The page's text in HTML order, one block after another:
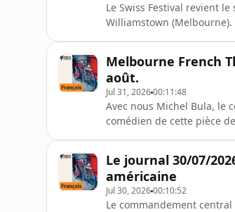
Le Swiss Festival revient
Williamstown
par l'innovation
Melbourne French
août.
Jul 31, 202600:11:48
Avec nous Michel Bula, le
comédien de cette pièce
Le journal 30/07/
américaine
Jul 30, 202600:10:52
Le commandement